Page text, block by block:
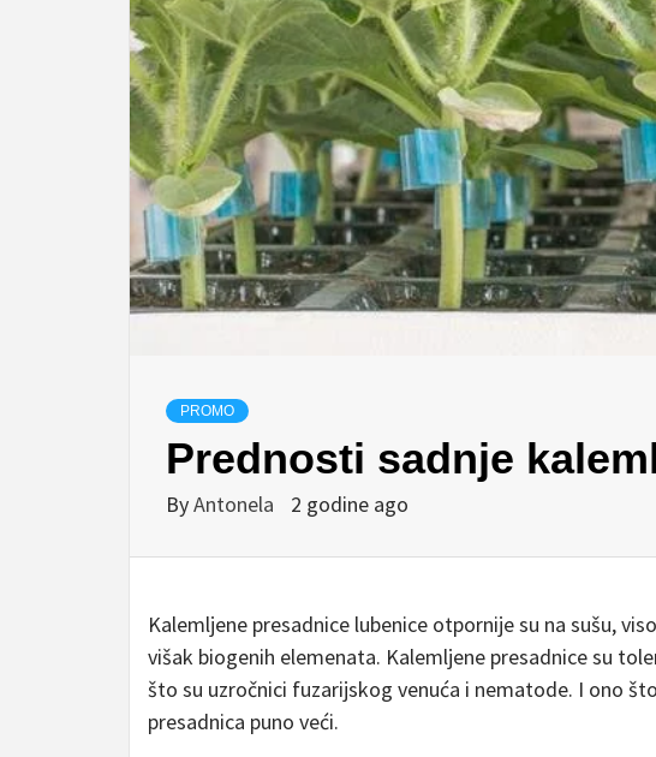
PROMO
Prednosti sadnje
ByAntonela 2 godine ago
Kalemljene presadnice lubenice otpornije su na sušu,
višak biogenih elemenata. Kalemljene presadnice su
što su uzročnici fuzarijskog venuća i nematode. I ono
presadnica puno veći.